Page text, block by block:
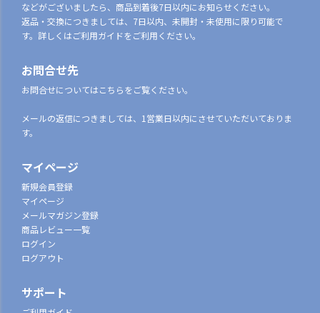
などがございましたら、商品到着後7日以内にお知らせください。
返品・交換につきましては、7日以内、未開封・未使用に限り可能で
す。詳しくはご利用ガイドをご利用ください。
お問合せ先
お問合せについてはこちらをご覧ください。
メールの返信につきましては、1営業日以内にさせていただいておりま
す。
マイページ
新規会員登録
マイページ
メールマガジン登録
商品レビュー一覧
ログイン
ログアウト
サポート